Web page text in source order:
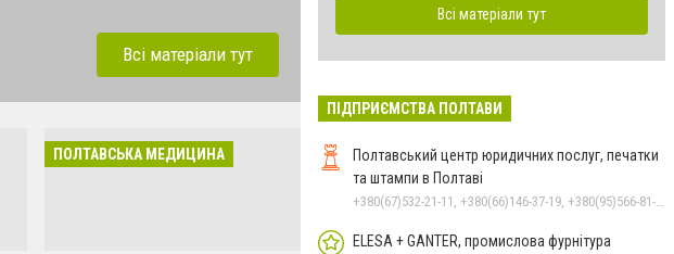
Всі матеріали тут
ПОЛТАВСЬКА МЕДИЦИНА
Всі матеріали тут
ПІДПРИЄМСТВА ПОЛТАВИ
Полтавський центр юридичних послуг, печатки
та штампи в Полтаві
ELESA + GANTER, промислова фурнітура